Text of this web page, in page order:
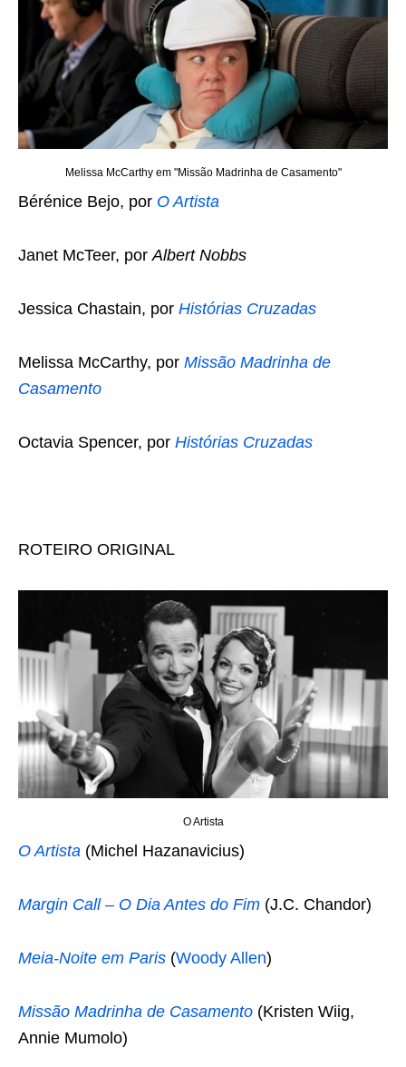
Melissa McCarthy em "Missão Madrinha de Casamento"
Bérénice Bejo, por O Artista
Janet McTeer, por Albert Nobbs
Jessica Chastain, por Histórias Cruzadas
Melissa McCarthy, por Missão Madrinha de
Casamento
Octavia Spencer, por Histórias Cruzadas
ROTEIRO ORIGINAL
O Artista
O Artista (Michel Hazanavicius)
Margin Call – O Dia Antes do Fim (J.C. Chandor)
Meia-Noite em Paris (Woody Allen)
Missão Madrinha de Casamento (Kristen Wiig,
Annie Mumolo)